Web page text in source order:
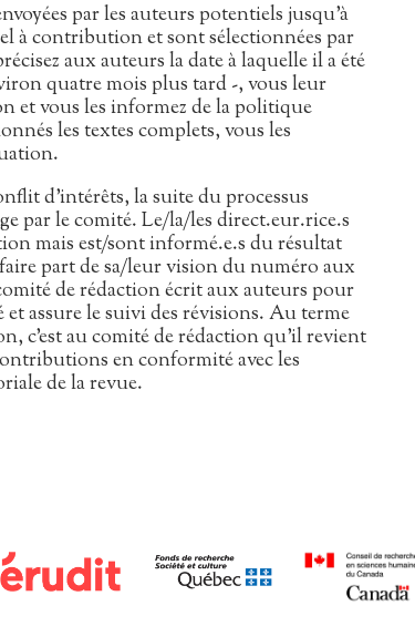
par les auteurs potentiels jusqu’à
à contribution et sont sélectionnées par
aux auteurs la date à laquelle il a été
quatre mois plus tard -, vous leur
et vous les informez de la politique
les textes complets, vous les
d’intérêts, la suite du processus
par le comité. Le/la/les direct.eur.rice.s
mais est/sont informé.e.s du résultat
part de sa/leur vision du numéro aux
de rédaction écrit aux auteurs pour
assure le suivi des révisions. Au terme
c’est au comité de rédaction qu’il revient
en conformité avec les
de la revue.